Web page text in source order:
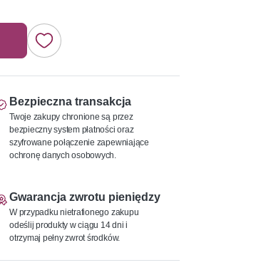
Bezpieczna transakcja
Twoje zakupy chronione są przez
bezpieczny system płatności oraz
szyfrowane połączenie zapewniające
ochronę danych osobowych.
Gwarancja zwrotu pieniędzy
W przypadku nietrafionego zakupu
odeślij produkty w ciągu 14 dni i
otrzymaj pełny zwrot środków.